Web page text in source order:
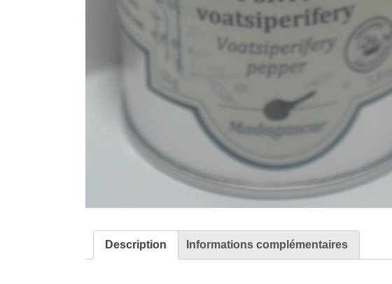
Description Informations complémentaires